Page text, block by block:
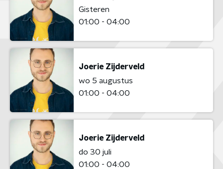
Gisteren
01:00 - 04:00
Joerie Zijderveld
wo 5 augustus
01:00 - 04:00
Joerie Zijderveld
do 30 juli
01:00 - 04:00